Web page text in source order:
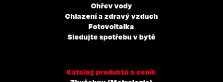
Ohřev vody
Chlazení a zdravý vzduch
Fotovoltaika
Sledujte spotřebu v bytě
Katalog produktů a ceník